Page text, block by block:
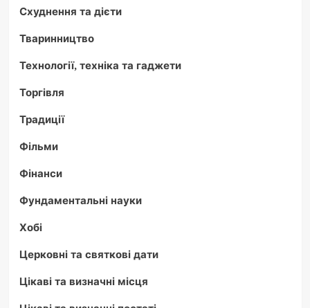
Схуднення та дієти
Тваринництво
Технології, техніка та гаджети
Торгівля
Традиції
Фільми
Фінанси
Фундаментальні науки
Хобі
Церковні та святкові дати
Цікаві та визначні місця